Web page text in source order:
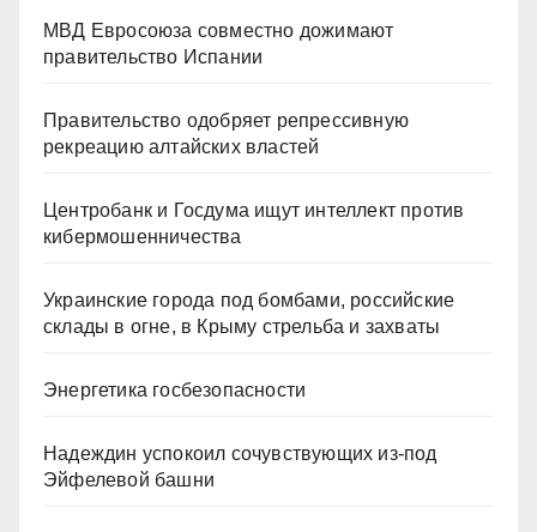
МВД Евросоюза совместно дожимают
правительство Испании
Правительство одобряет репрессивную
рекреацию алтайских властей
Центробанк и Госдума ищут интеллект против
кибермошенничества
Украинские города под бомбами, российские
склады в огне, в Крыму стрельба и захваты
Энергетика госбезопасности
Надеждин успокоил сочувствующих из-под
Эйфелевой башни